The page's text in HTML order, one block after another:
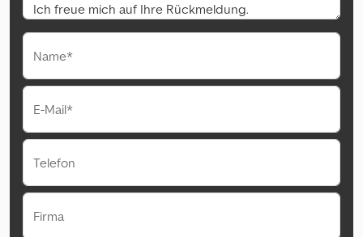
Name*
E-Mail*
Telefon
Firma